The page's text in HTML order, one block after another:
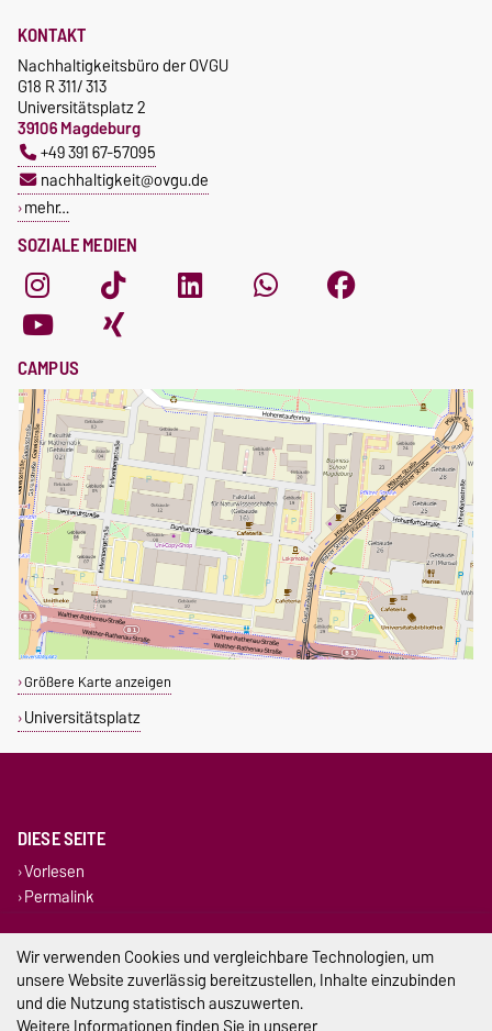
SOZIALE MEDIEN
KONTAKT
Nachhaltigkeitsbüro der OVGU
G18 R 311/ 313
Universitätsplatz 2
39106 Magdeburg
+49 391 67-57095
nachhaltigkeit@ovgu.de
mehr…
CAMPUS
Größere Karte anzeigen
Universitätsplatz
DIESE SEITE
Vorlesen
Permalink
Impressum
Datenschutz
Wir verwenden Cookies und vergleichbare Technologien, um
unsere Website zuverlässig bereitzustellen, Inhalte einzubinden
und die Nutzung statistisch auszuwerten.